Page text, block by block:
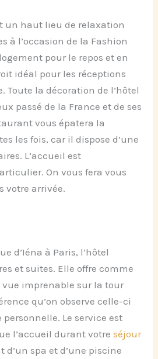
un haut lieu de relaxation
à l’occasion de la Fashion
pour le repos et en
idéal pour les réceptions
Toute la décoration de l’hôtel
passé de la France et de ses
vous épatera la
les fois, car il dispose d’une
L’accueil est
On vous fera vous
votre arrivée.
d’Iéna à Paris, l’hôtel
et suites. Elle offre comme
imprenable sur la tour
qu’on observe celle-ci
Le service est
l’accueil durant votreséjour
d’un spa et d’une piscine